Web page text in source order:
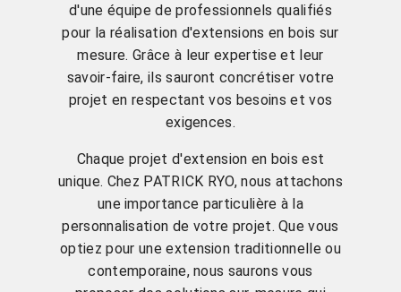
d'une équipe de professionnels qualifiés
pour la réalisation d'extensions en bois sur
mesure. Grâce à leur expertise et leur
savoir-faire, ils sauront concrétiser votre
projet en respectant vos besoins et vos
exigences.
Chaque projet d'extension en bois est
unique. Chez PATRICK RYO, nous attachons
une importance particulière à la
personnalisation de votre projet. Que vous
optiez pour une extension traditionnelle ou
contemporaine, nous saurons vous